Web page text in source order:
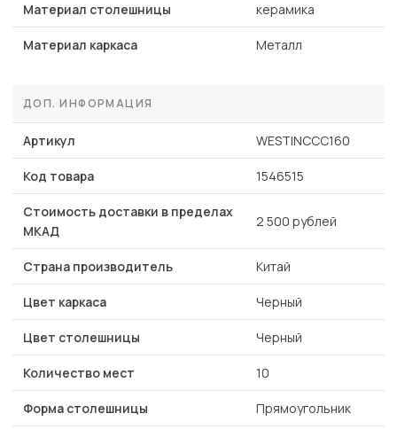
Материал столешницы керамика
Материал каркаса Металл
ДОП. ИНФОРМАЦИЯ
Артикул WESTINCCC160
Код товара 1546515
Стоимость доставки в пределах
МКАД
2 500 рублей
Страна производитель Китай
Цвет каркаса Черный
Цвет столешницы Черный
Количество мест 10
Форма столешницы Прямоугольник